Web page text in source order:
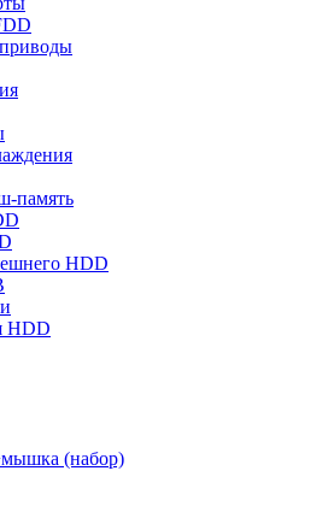
память
HDD
HDD
(набор)